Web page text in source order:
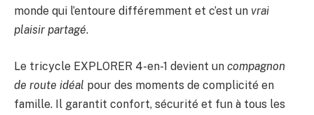
monde qui l’entoure différemment et c’est un vrai
plaisir partagé.
Le tricycle EXPLORER 4-en-1 devient un compagnon
de route idéal pour des moments de complicité en
famille. Il garantit confort, sécurité et fun à tous les